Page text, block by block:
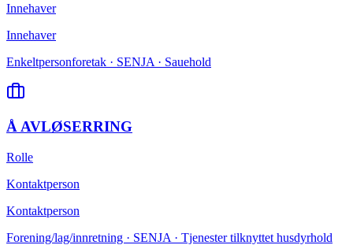
Innehaver
Innehaver
Enkeltpersonforetak · SENJA · Sauehold
Å AVLØSERRING
Rolle
Kontaktperson
Kontaktperson
Forening/lag/innretning · SENJA · Tjenester tilknyttet husdyrhold